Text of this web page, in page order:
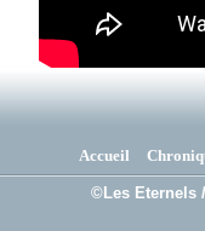
Accueil
©Les Eternels